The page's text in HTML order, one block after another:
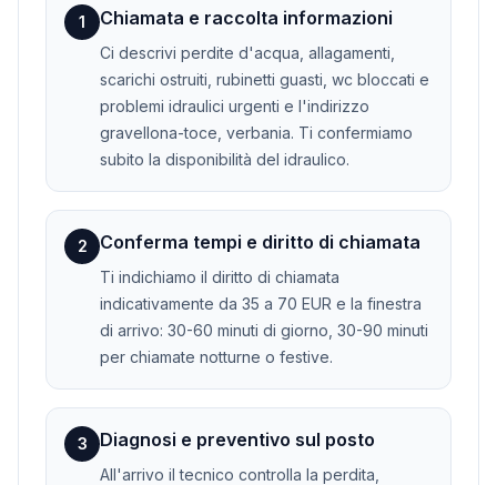
1 Chiamata e raccolta informazioni
Ci descrivi perdite d'acqua, allagamenti,
scarichi ostruiti, rubinetti guasti, wc bloccati e
problemi idraulici urgenti e l'indirizzo
gravellona-toce, verbania. Ti confermiamo
subito la disponibilità del idraulico.
2 Conferma tempi e diritto di chiamata
Ti indichiamo il diritto di chiamata
indicativamente da 35 a 70 EUR e la finestra
di arrivo: 30-60 minuti di giorno, 30-90 minuti
per chiamate notturne o festive.
3 Diagnosi e preventivo sul posto
All'arrivo il tecnico controlla la perdita,